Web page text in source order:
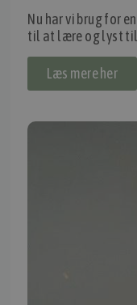
Alle mærker og
Thomas Møller
Elmevej 18,
Nu har vi brug for
til at lære og lyst
Læs mere her